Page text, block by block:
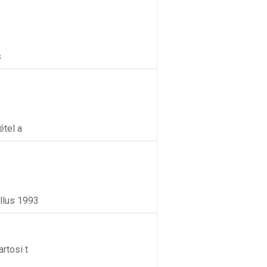
a
1993
t